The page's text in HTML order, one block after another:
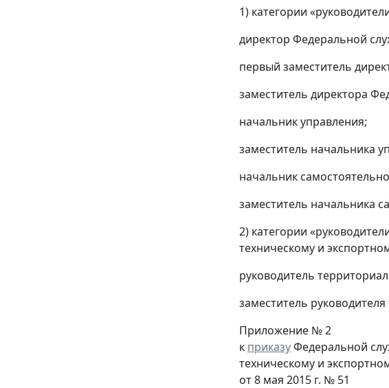
1) категории
директор Федеральной
первый заместитель
заместитель директора
начальник управления;
заместитель начальника
начальник
заместитель начальника
2) категории
техническому и
руководитель
заместитель
Приложение № 2
к приказуФедеральной
техническому и
от 8 мая 2015 г. № 51